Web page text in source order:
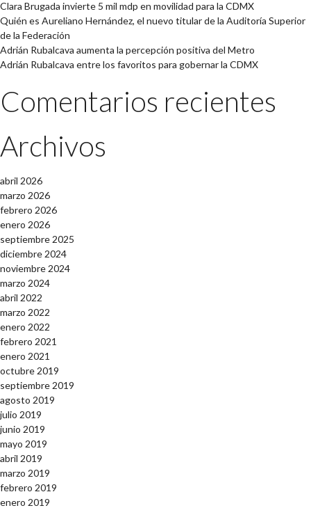
Clara Brugada invierte 5 mil mdp en movilidad para la CDMX
Quién es Aureliano Hernández, el nuevo titular de la Auditoría Superior
de la Federación
Adrián Rubalcava aumenta la percepción positiva del Metro
Adrián Rubalcava entre los favoritos para gobernar la CDMX
Comentarios recientes
Archivos
abril 2026
marzo 2026
febrero 2026
enero 2026
septiembre 2025
diciembre 2024
noviembre 2024
marzo 2024
abril 2022
marzo 2022
enero 2022
febrero 2021
enero 2021
octubre 2019
septiembre 2019
agosto 2019
julio 2019
junio 2019
mayo 2019
abril 2019
marzo 2019
febrero 2019
enero 2019